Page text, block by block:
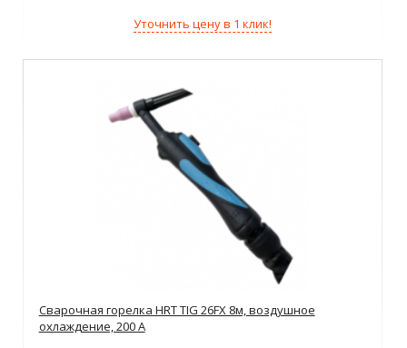
Уточнить цену в 1 клик!
Сварочная горелка HRT TIG 26FX 8м, воздушное
охлаждение, 200 А